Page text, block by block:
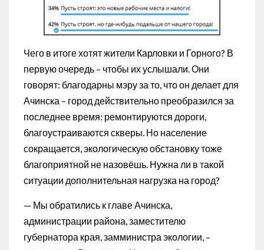
Чего в итоге хотят жители Карловки и Горного? В
первую очередь – чтобы их услышали. Они
говорят: благодарны мэру за то, что он делает для
Ачинска – город действительно преобразился за
последнее время: ремонтируются дороги,
благоустраиваются скверы. Но население
сокращается, экологическую обстановку тоже
благоприятной не назовёшь. Нужна ли в такой
ситуации дополнительная нагрузка на город?
— Мы обратились к главе Ачинска,
администрации района, заместителю
губернатора края, замминистра экологии, –